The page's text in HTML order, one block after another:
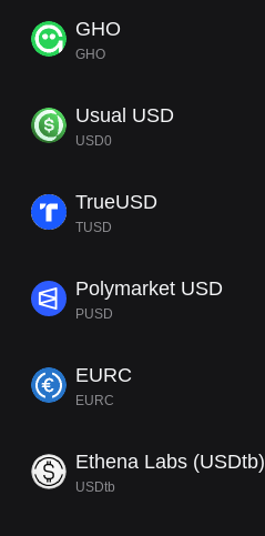
GHO
GHO
Usual USD
USD0
TrueUSD
TUSD
Polymarket USD
PUSD
EURC
EURC
Ethena Labs (USDtb)
USDtb